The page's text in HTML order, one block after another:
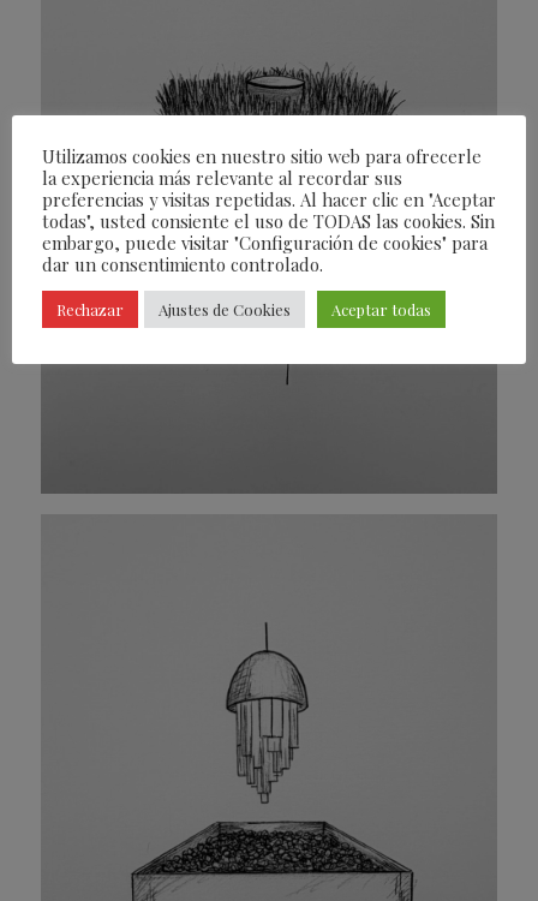
Utilizamos cookies en nuestro sitio web para ofrecerle
la experiencia más relevante al recordar sus
preferencias y visitas repetidas. Al hacer clic en "Aceptar
todas", usted consiente el uso de TODAS las cookies. Sin
embargo, puede visitar "Configuración de cookies" para
dar un consentimiento controlado.
Rechazar Ajustes de Cookies Aceptar todas